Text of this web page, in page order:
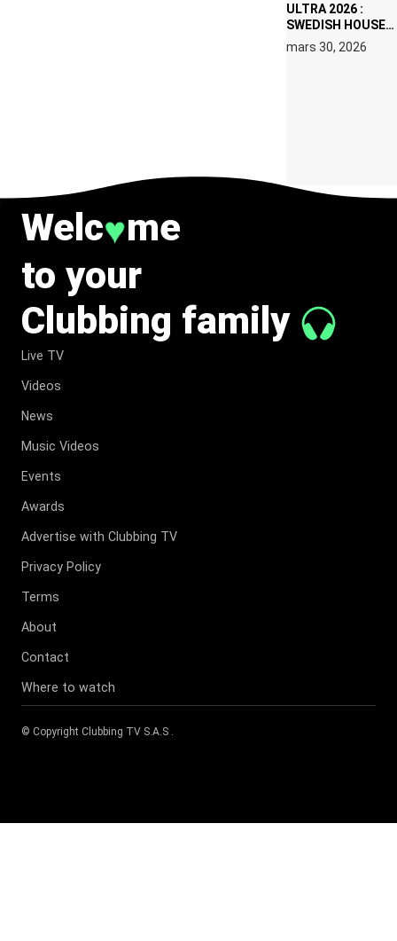
ULTRA 2026 :
SWEDISH HOUSE
MAFIA RETROUVE
ERIC PRYDZ DANS
mars 30, 2026
Welc♥me
to your
Clubbing family
Live TV
Videos
News
Music Videos
Events
Awards
Advertise with Clubbing TV
Privacy Policy
Terms
About
Contact
Where to watch
© Copyright Clubbing TV S.A.S .